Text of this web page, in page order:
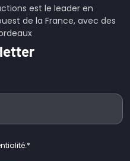
est le leader en
de la France, avec des
*